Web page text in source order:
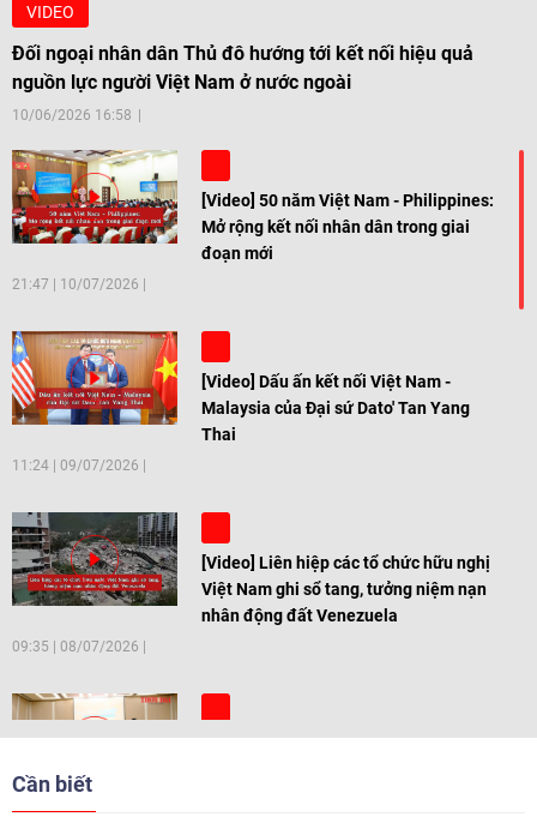
VIDEO
Đối ngoại nhân dân Thủ đô hướng tới kết nối hiệu quả
nguồn lực người Việt Nam ở nước ngoài
10/06/2026 16:58
[Video] 50 năm Việt Nam - Philippines:
Mở rộng kết nối nhân dân trong giai
đoạn mới
21:47 10/07/2026
[Video] Dấu ấn kết nối Việt Nam -
Malaysia của Đại sứ Dato' Tan Yang
Thai
11:24 09/07/2026
[Video] Liên hiệp các tổ chức hữu nghị
Việt Nam ghi sổ tang, tưởng niệm nạn
nhân động đất Venezuela
09:35 08/07/2026
[Video] Trẻ em Đông Á cùng kiến tạo
Cần biết